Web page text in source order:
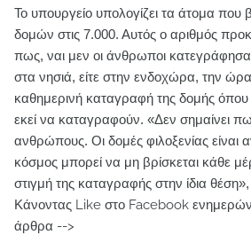
Το υπουργείο υπολογίζει τα άτομα που
δομών στις 7.000. Αυτός ο αριθμός
πως, ναι μεν οι άνθρωποι
στα νησιά, είτε στην ενδοχώρα, την
καθημερινή καταγραφή της δομής όπου
εκεί να καταγραφούν. «Δεν σημαίνει
ανθρώπους. Οι δομές φιλοξενίας είναι
κόσμος μπορεί να μη βρίσκεται κάθε
στιγμή της καταγραφής στην ίδια
Κάνοντας Like στο Facebook
άρθρα -->